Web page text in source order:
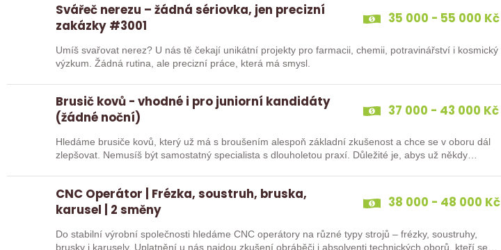
Svářeč nerezu – žádná sériovka, jen precizní
zakázky #3001
35 000 - 55 000 Kč
Umíš svařovat nerez? U nás tě čekají unikátní projekty pro farmacii, chemii, potravinářství i kosmický
výzkum. Žádná rutina, ale precizní práce, která má smysl.
Brusič kovů - vhodné i pro juniorní kandidáty
(žádné noční)
37 000 - 43 000 Kč
Hledáme brusiče kovů, který už má s broušením alespoň základní zkušenost a chce se v oboru dál
zlepšovat. Nemusíš být samostatný specialista s dlouholetou praxí. Důležité je, abys už někdy
CNC Operátor | Frézka, soustruh, bruska,
karusel | 2 směny
38 000 - 48 000 Kč
Do stabilní výrobní společnosti hledáme CNC operátory na různé typy strojů – frézky, soustruhy,
brusky i karusely. Uplatnění u nás najdou zkušení obráběči i absolventi technických oborů, kteří se…